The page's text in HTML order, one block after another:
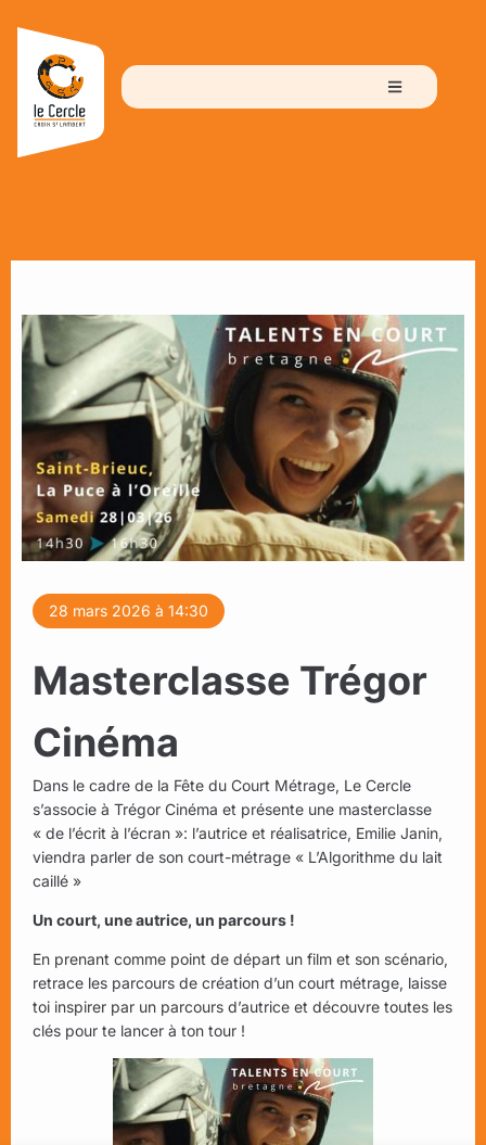
28 mars 2026 à 14:30
Masterclasse Trégor
Cinéma
Dans le cadre de la Fête du Court Métrage, Le Cercle
s’associe à Trégor Cinéma et présente une masterclasse
« de l’écrit à l’écran »: l’autrice et réalisatrice, Emilie Janin,
viendra parler de son court-métrage « L’Algorithme du lait
caillé »
Un court, une autrice, un parcours !
En prenant comme point de départ un film et son scénario,
retrace les parcours de création d’un court métrage, laisse
toi inspirer par un parcours d’autrice et découvre toutes les
clés pour te lancer à ton tour !